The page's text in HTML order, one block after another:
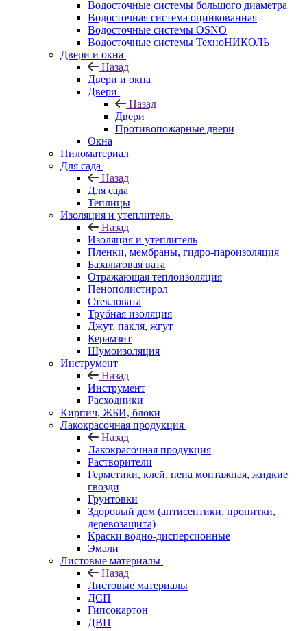
Водосточные системы большого диаметра
Водосточная система оцинкованная
Водосточные системы OSNO
Водосточные системы ТехноНИКОЛЬ
Двери и окна
Назад
Двери и окна
Двери
Назад
Двери
Противопожарные двери
Окна
Пиломатериал
Для сада
Назад
Для сада
Теплицы
Изоляция и утеплитель
Назад
Изоляция и утеплитель
Пленки, мембраны, гидро-пароизоляция
Базальтовая вата
Отражающая теплоизоляция
Пенополистирол
Стекловата
Трубная изоляция
Джут, пакля, жгут
Керамзит
Шумоизоляция
Инструмент
Назад
Инструмент
Расходники
Кирпич, ЖБИ, блоки
Лакокрасочная продукция
Назад
Лакокрасочная продукция
Растворители
Герметики, клей, пена монтажная, жидкие
гвозди
Грунтовки
Здоровый дом (антисептики, пропитки,
деревозащита)
Краски водно-дисперсионные
Эмали
Листовые материалы
Назад
Листовые материалы
ДСП
Гипсокартон
ДВП